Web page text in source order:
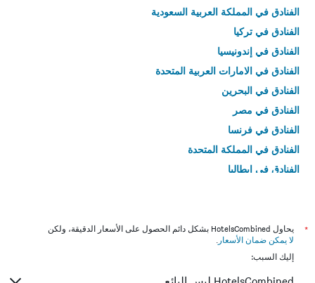
الفنادق في المملكة العربية السعودية
الفنادق في تركيا
الفنادق في إندونيسيا
الفنادق في الامارات العربية المتحدة
الفنادق في البحرين
الفنادق في مصر
الفنادق في فرنسا
الفنادق في المملكة المتحدة
الفنادق في إيطاليا
*
يحاول HotelsCombined بشكل دائم الحصول على الأسعار الدقيقة، ولكن
لا يمكن ضمان الأسعار .
إليك السبب: